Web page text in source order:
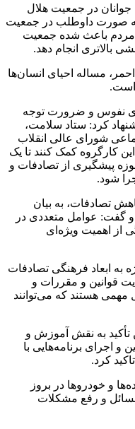
جوانان در جمعیت هلال
صورت داوطلب در جمعیت
مردم باعث شده جمعیت
بالاتری انجام دهد.
مساله احیای انسان‌ها
است.
نفوس و ضرورت توجه
کرد: ستاد سلامت،
شورای عالی انقلاب
کارگروه کمک کنند تا یک
پیشگیری از تصادفات و
شود.
تصادفات، به بیان
و گفت: عوامل متعددی در
از اهمیت ویژه‌ای
به ابعاد فرهنگی تصادفات
قوانین و مقررات و
مهمی هستند که می‌توانند
به نقش آموزش و
و اجرای برنامه‌هایی با
کرد.
و خودروها در بروز
و رفع مشکلات